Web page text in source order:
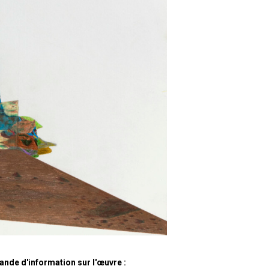
d'information sur l'œuvre :